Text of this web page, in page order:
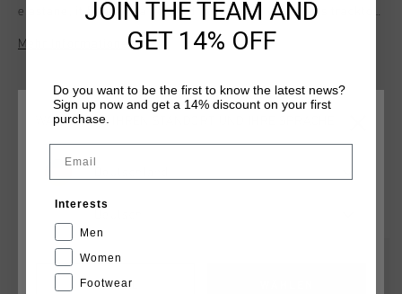
elastane, it features a relaxed fit for easy wear. This tracktop
includes a two-color raised gel print, cut-and-sew panels of
Tec fleece and stretch ripstop, a bungee cord running through
eyelets for enhanced visibility and modern appeal.
Mehr Informationen
DAS KÖNNTE IHNEN AUCH GEFALLEN
WÄHLEN SIE IHREN STANDORT UND IHRE SPRACHE
CANCEL
JOIN THE TEAM AND
GET 14% OFF
Do you want to be the first to know the latest news?
Sign up now and get a 14% discount on your first
purchase.
Interests
Men
Women
Footwear